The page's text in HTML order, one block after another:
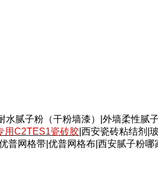
水腻子粉（干粉墙漆）|外墙柔性腻
用C2TES1瓷砖胶 |西安瓷砖粘结剂|
普网格带|优普网格布|西安腻子粉